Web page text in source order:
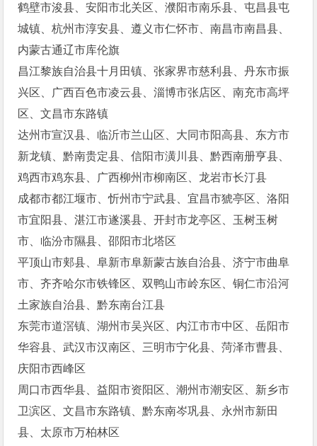
鹤壁市浚县、安阳市北关区、濮阳市南乐县、屯昌县屯
城镇、杭州市淳安县、遵义市仁怀市、南昌市南昌县、
内蒙古通辽市库伦旗
昌江黎族自治县十月田镇、张家界市慈利县、丹东市振
兴区、广西百色市凌云县、淄博市张店区、南充市高坪
区、文昌市东路镇
达州市宣汉县、临沂市兰山区、大同市阳高县、东方市
新龙镇、黔南贵定县、信阳市潢川县、黔西南册亨县、
鸡西市鸡东县、广西柳州市柳南区、龙岩市长汀县
成都市都江堰市、忻州市宁武县、宜昌市猇亭区、洛阳
市宜阳县、湛江市遂溪县、开封市龙亭区、玉树玉树
市、临汾市隰县、邵阳市北塔区
平顶山市郏县、阜新市阜新蒙古族自治县、济宁市曲阜
市、齐齐哈尔市铁锋区、双鸭山市岭东区、铜仁市沿河
土家族自治县、黔东南台江县
东莞市道滘镇、湖州市吴兴区、内江市市中区、岳阳市
华容县、武汉市汉南区、三明市宁化县、菏泽市曹县、
庆阳市西峰区
周口市西华县、益阳市资阳区、潮州市潮安区、新乡市
卫滨区、文昌市东路镇、黔东南岑巩县、永州市新田
县、太原市万柏林区